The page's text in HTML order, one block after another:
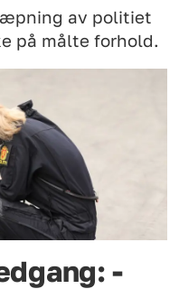
av politiet
på målte forhold.
-